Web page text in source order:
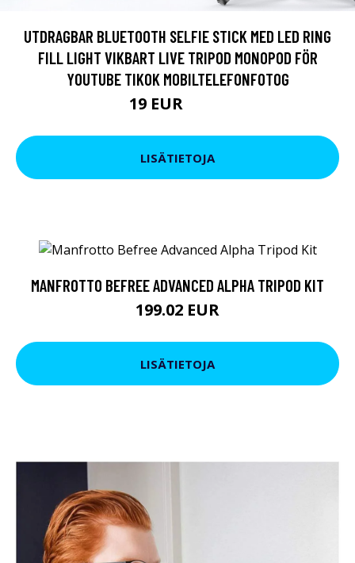
UTDRAGBAR BLUETOOTH SELFIE STICK MED LED RING
FILL LIGHT VIKBART LIVE TRIPOD MONOPOD FÖR
YOUTUBE TIKOK MOBILTELEFONFOTOG
19 EUR
LISÄTIETOJA
MANFROTTO BEFREE ADVANCED ALPHA TRIPOD KIT
199.02 EUR
LISÄTIETOJA